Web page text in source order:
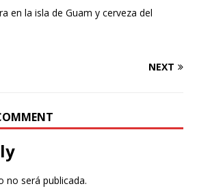
en la isla de Guam y cerveza del
NEXT
no será publicada.